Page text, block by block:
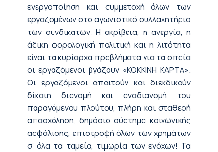
ενεργοποίηση και συμμετοχή όλων των
εργαζομένων στο αγωνιστικό συλλαλητήριο
των συνδικάτων. Η ακρίβεια, η ανεργία, η
άδικη φορολογική πολιτική και η λιτότητα
είναι τα κυρίαρχα προβλήματα για τα οποία
οι εργαζόμενοι βγάζουν «ΚΟΚΚΙΝΗ ΚΑΡΤΑ».
Οι εργαζόμενοι απαιτούν και διεκδικούν
δίκαιη διανομή και αναδιανομή του
παραγόμενου πλούτου, πλήρη και σταθερή
απασχόληση, δημόσιο σύστημα κοινωνικής
ασφάλισης, επιστροφή όλων των χρημάτων
σ’ όλα τα ταμεία, τιμωρία των ενόχων! Τα